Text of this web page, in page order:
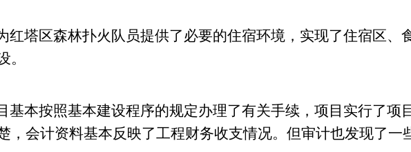
红塔区森林扑火队员提供了必要的住宿环境，实现了住宿区、
。
基本按照基本建设程序的规定办理了有关手续， 项目 实行了项
，会计资料基本反映了工程财务收支情况。 但审计也发现了一